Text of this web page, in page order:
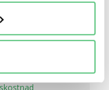
när som